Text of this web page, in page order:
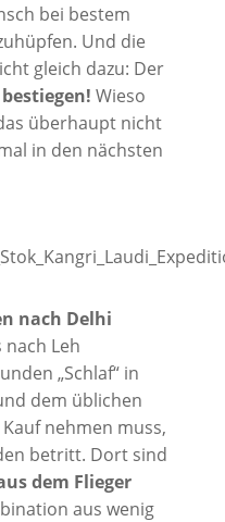
bei bestem
Und die
gleich dazu: Der
Wieso
überhaupt nicht
in den nächsten
nach Delhi
Leh
„Schlaf“ in
dem üblichen
nehmen muss,
betritt. Dort sind
dem Flieger
aus wenig